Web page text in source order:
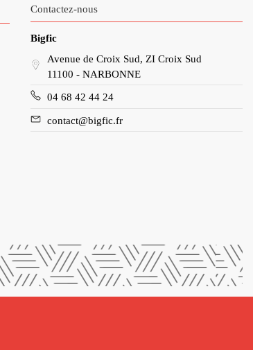
Contactez-nous
Bigfic
Avenue de Croix Sud, ZI Croix Sud
11100 - NARBONNE
04 68 42 44 24
contact@bigfic.fr